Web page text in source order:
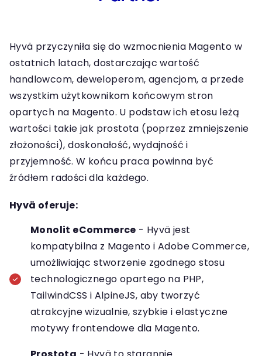
Hyvä przyczyniła się do wzmocnienia Magento w
ostatnich latach, dostarczając wartość
handlowcom, deweloperom, agencjom, a przede
wszystkim użytkownikom końcowym stron
opartych na Magento. U podstaw ich etosu leżą
wartości takie jak prostota (poprzez zmniejszenie
złożoności), doskonałość, wydajność i
przyjemność. W końcu praca powinna być
źródłem radości dla każdego.
Hyvä oferuje:
Monolit eCommerce - Hyvä jest
kompatybilna z Magento i Adobe Commerce,
umożliwiając stworzenie zgodnego stosu
technologicznego opartego na PHP,
TailwindCSS i AlpineJS, aby tworzyć
atrakcyjne wizualnie, szybkie i elastyczne
motywy frontendowe dla Magento.